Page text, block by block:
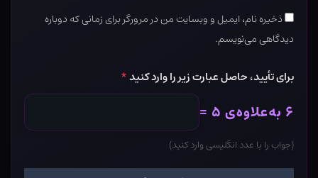
ذخیره نام، ایمیل و وبسایت من در مرورگر برای زمانی که دوباره
دیدگاهی می‌نویسم.
برای تأیید، حاصل عبارت زیر را وارد کنید*
۶ به‌علاوه‌ی ۵ =
(جواب را با عدد انگلیسی وارد کنید)